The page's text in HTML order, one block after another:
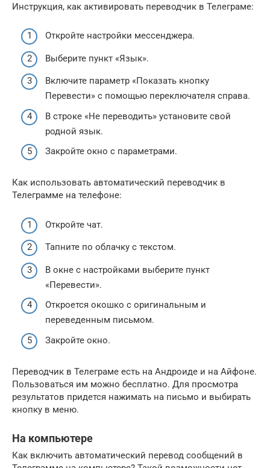
Инструкция, как активировать переводчик в Телеграме:
Откройте настройки мессенджера.
Выберите пункт «Язык».
Включите параметр «Показать кнопку
Перевести» с помощью переключателя справа.
В строке «Не переводить» установите свой
родной язык.
Закройте окно с параметрами.
Как использовать автоматический переводчик в
Телеграмме на телефоне:
Откройте чат.
Тапните по облачку с текстом.
В окне с настройками выберите пункт
«Перевести».
Откроется окошко с оригинальным и
переведенным письмом.
Закройте окно.
Переводчик в Телеграме есть на Андроиде и на Айфоне.
Пользоваться им можно бесплатно. Для просмотра
результатов придется нажимать на письмо и выбирать
кнопку в меню.
На компьютере
Как включить автоматический перевод сообщений в